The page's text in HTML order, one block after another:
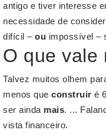
antigo e tiver interesse
necessidade de
difícil – ou impossível –
O que vale
Talvez muitos olhem
menos que construir é
ser ainda mais. ...
vista financeiro.